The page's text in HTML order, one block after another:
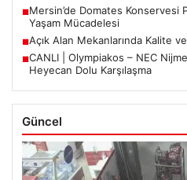
■Mersin’de Domates Konservesi
Yaşam Mücadelesi
■Açık Alan Mekanlarında Kalite
■CANLI | Olympiakos – NEC
Heyecan Dolu Karşılaşma
Güncel